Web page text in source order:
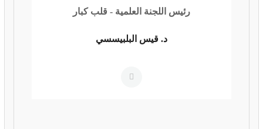
رئيس اللجنة العلمية - قلب كبار
د. قيس البلبيسسي